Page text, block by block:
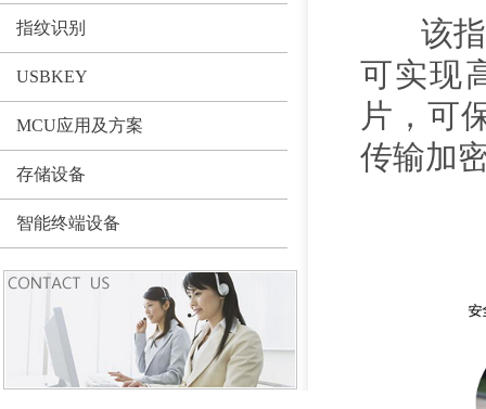
指纹识别
USBKEY
MCU应用及方案
存储设备
智能终端设备
该指
可实现
片，可
传输加